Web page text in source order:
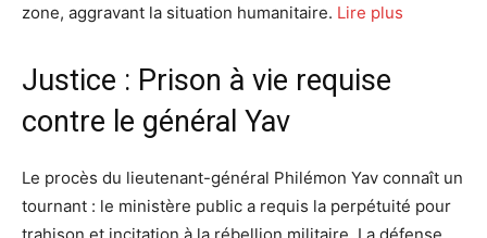
zone, aggravant la situation humanitaire. Lire plus
Justice : Prison à vie requise
contre le général Yav
Le procès du lieutenant-général Philémon Yav connaît un
tournant : le ministère public a requis la perpétuité pour